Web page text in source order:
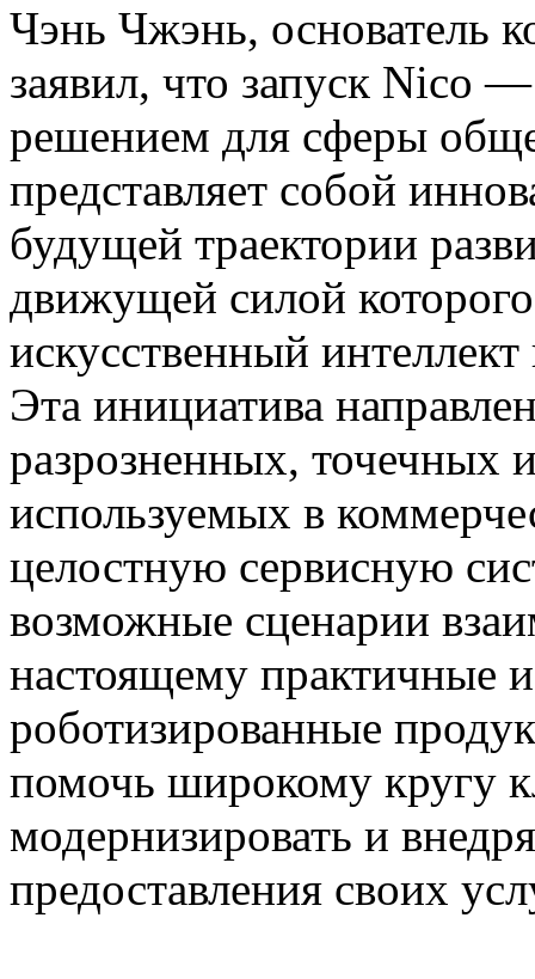
Чэнь Чжэнь, основатель
заявил, что запуск Nico
решением для сферы
представляет собой
будущей траектории
движущей силой
искусственный
Эта инициатива
разрозненных, точечных
используемых в
целостную сервисную
возможные сценарии
настоящему практичные
роботизированные
помочь широкому кругу
модернизировать и
предоставления своих